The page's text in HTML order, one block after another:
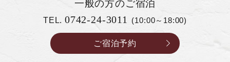
一般の方のご宿泊
TEL. 0742-24-3011 (10:00～18:00)
ご宿泊予約